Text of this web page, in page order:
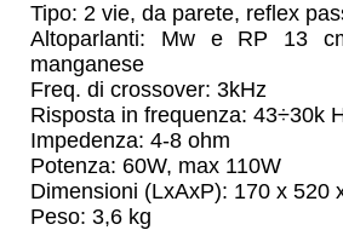
Tipo: 2 vie, da parete, reflex
Altoparlanti: Mw e RP 13
manganese
Freq. di crossover: 3kHz
Risposta in frequenza: 43÷30k
Impedenza: 4-8 ohm
Potenza: 60W, max 110W
Dimensioni (LxAxP): 170 x 520
Peso: 3,6 kg